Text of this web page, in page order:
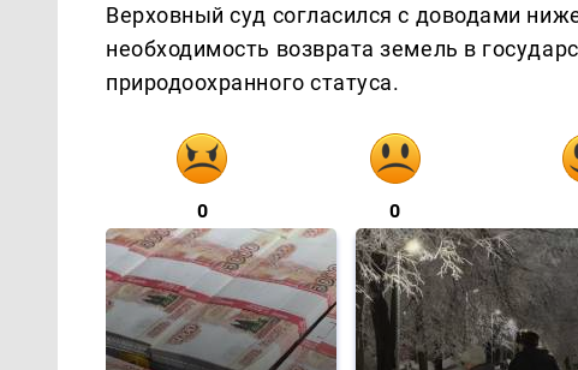
Верховный суд согласился с доводами
необходимость возврата земель в
природоохранного статуса.
0 0